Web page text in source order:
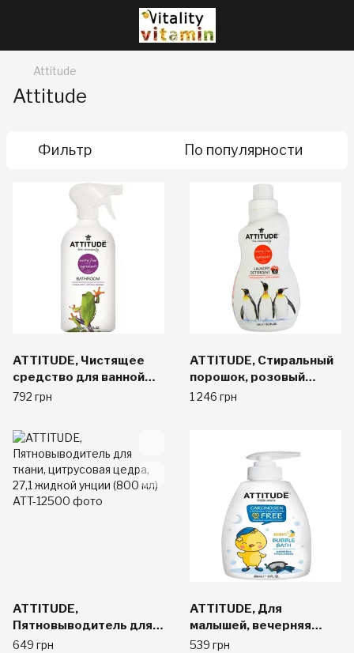
Attitude
Attitude
Фильтр По популярности
ATTITUDE, Чистящее
средство для ванной
комнаты, цитрусовая
унции (800 мл)
792 грн
ATTITUDE, Стиральный
порошок, розовый
грейпфрут, 35,5 жидк.
1 246 грн
ATTITUDE,
Пятновыводитель для
ткани, цитрусовая
649 грн
ATTITUDE, Для
малышей, вечерняя
пена для ванны,
539 грн